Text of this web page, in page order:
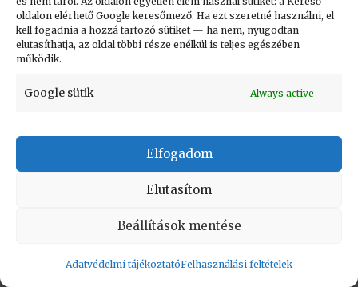
oldalon elérhető Google keresőmező. Ha ezt szeretné használni, el
kell fogadnia a hozzá tartozó sütiket — ha nem, nyugodtan
elutasíthatja, az oldal többi része enélkül is teljes egészében
működik.
Google sütik Always active
Elfogadom
Elutasítom
Beállítások mentése
Adatvédelmi tájékoztatóFelhasználási feltételek
Létrehozva: 2024.02.05. 17:45
Utolsó módosítás: 2024.02.05. 17:46
KAPCSOLAT | Impresszum | Felhasználási
Adatvédelmi tájékoztató
Vissza a lap tetejére